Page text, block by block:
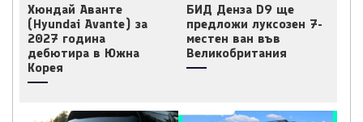
Хюндай Аванте
(Hyundai Avante) за
2027 година
дебютира в Южна
Корея
БИД Денза D9 ще
предложи луксозен 7-
местен ван във
Великобритания